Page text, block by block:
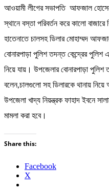
আওয়ামী লীগের সভাপতি আফজাল
স্থানে বস্তা পরিবর্তন করে কালো
হাতেনাতে চালসহ ডিলার মোহাম্মদ
বোনারপাড়া পুলিশ তদন্ত কেন্দ্রের
নিয়ে যায়। উপজেলার বোনারপাড়া পুলিশ
বলেন,চালগুলো সহ ডিলারকে থানায়
উপজেলা খাদ্য নিয়ন্ত্রক ফাহাদ ইবনে
মামলা করা হবে।
Share this:
Facebook
X